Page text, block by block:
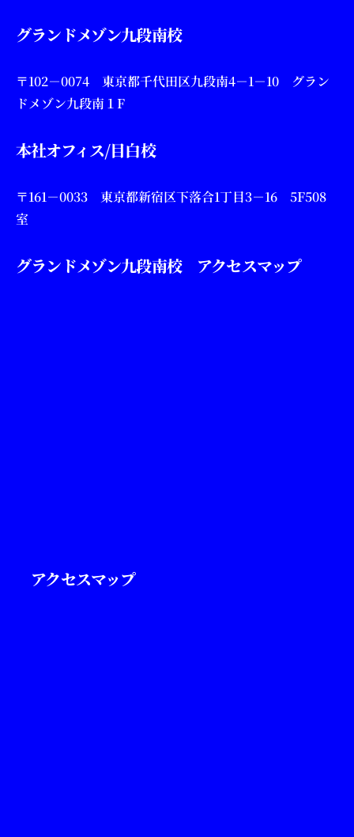
グランドメゾン九段南校
〒102－0074 東京都千代田区九段南4－1－10 グラン
ドメゾン九段南１F
本社オフィス/目白校
〒161－0033 東京都新宿区下落合1丁目3－16 5F508
室
グランドメゾン九段南校 アクセスマップ
アクセスマップ